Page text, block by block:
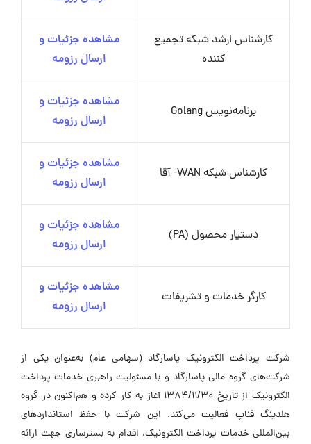
کارشناس ارشد شبکه تجمیع
کننده
مشاهده جزئیات و
ارسال رزومه
برنامه‌نویس Golang
مشاهده جزئیات و
ارسال رزومه
کارشناس شبکه WAN- آقا
مشاهده جزئیات و
ارسال رزومه
دستیار محصول (PA)
مشاهده جزئیات و
ارسال رزومه
کارگر خدمات و تشریفات
مشاهده جزئیات و
ارسال رزومه
شرکت پرداخت الکترونیک پاسارگاد (سهامی عام) به‌عنوان یکی از
شرکت‌های گروه مالی پاسارگاد و با مسئولیت راهبری خدمات پرداخت
الکترونیک از تاریخ 1384/11/30 آغاز به کار کرده و هم‌اکنون در گروه
هلدینگ فناپ فعالیت می‌کند. این شرکت با حفظ استانداردهای
بین‌المللی خدمات پرداخت الکترونیک، اقدام به بسترسازی جهت ارائه